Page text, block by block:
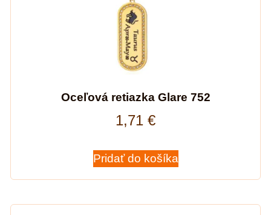
Oceľová retiazka Glare 752
1,71 €
Pridať do košíka